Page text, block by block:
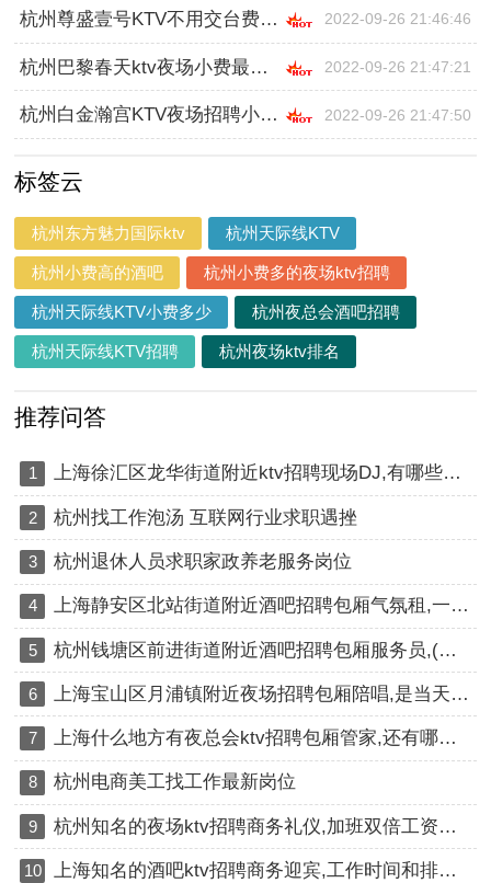
杭州尊盛壹号KTV不用交台费,入职需要什么条件 2022-09-26 21:46:46
杭州巴黎春天ktv夜场小费最高招聘模特,怎么面试 2022-09-26 21:47:21
杭州白金瀚宫KTV夜场招聘小费起,工资是日结 2022-09-26 21:47:50
标签云
杭州东方魅力国际ktv 杭州天际线KTV
杭州小费高的酒吧 杭州小费多的夜场ktv招聘
杭州天际线KTV小费多少 杭州夜总会酒吧招聘
杭州天际线KTV招聘 杭州夜场ktv排名
推荐问答
1 上海徐汇区龙华街道附近ktv招聘现场DJ,有哪些工作岗位
2 杭州找工作泡汤 互联网行业求职遇挫
3 杭州退休人员求职家政养老服务岗位
4 上海静安区北站街道附近酒吧招聘包厢气氛租,一个月上几天班
5 杭州钱塘区前进街道附近酒吧招聘包厢服务员,(不抽台费)
6 上海宝山区月浦镇附近夜场招聘包厢陪唱,是当天上班当天发薪吗？
7 上海什么地方有夜总会ktv招聘包厢管家,还有哪些职位
8 杭州电商美工找工作最新岗位
9 杭州知名的夜场ktv招聘商务礼仪,加班双倍工资吗？
10 上海知名的酒吧ktv招聘商务迎宾,工作时间和排班制度是怎样的？